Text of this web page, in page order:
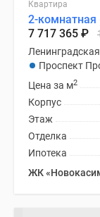
Квартира
2-комнатная
7 717 365 ₽
Проспект
Цена за м2
Корпус
Этаж
Отделка
Ипотека
ЖК